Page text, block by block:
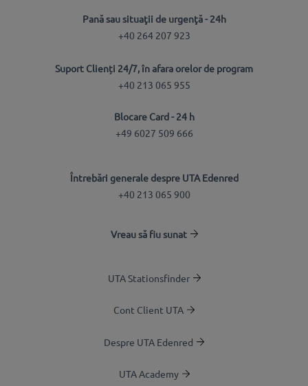
Pană sau situaţii de urgenţă - 24h
+40 264 207 923
Suport Clienți 24/7, în afara orelor de program
+40 213 065 955
Blocare Card - 24 h
+49 6027 509 666
Întrebări generale despre UTA Edenred
+40 213 065 900
Vreau să fiu sunat
UTA Stationsfinder
Cont Client UTA
Despre UTA Edenred
UTA Academy